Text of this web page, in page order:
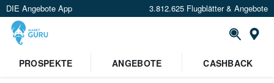
DIE Angebote App 3.812.625 Flugblätter & Angebote
PROSPEKTE
ANGEBOTE CASHBACK